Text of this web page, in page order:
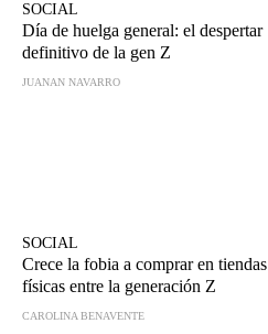
SOCIAL
Día de huelga general: el despertar
definitivo de la gen Z
JUANAN NAVARRO
SOCIAL
Crece la fobia a comprar en tiendas
físicas entre la generación Z
CAROLINA BENAVENTE